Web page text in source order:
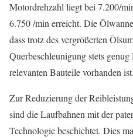
Motordrehzahl liegt bei 7.200/
6.750 /min erreicht. Die
dass trotz des vergrößerten
Querbeschleunigung stets
relevanten Bauteile vorhanden ist.
Zur Reduzierung der
sind die Laufbahnen mit der
Technologie beschichtet. Dies